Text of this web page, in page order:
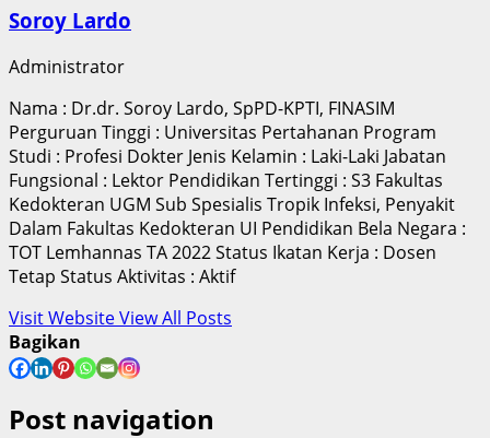
Soroy Lardo
Administrator
Nama : Dr.dr. Soroy Lardo, SpPD-KPTI, FINASIM
Perguruan Tinggi : Universitas Pertahanan Program
Studi : Profesi Dokter Jenis Kelamin : Laki-Laki Jabatan
Fungsional : Lektor Pendidikan Tertinggi : S3 Fakultas
Kedokteran UGM Sub Spesialis Tropik Infeksi, Penyakit
Dalam Fakultas Kedokteran UI Pendidikan Bela Negara :
TOT Lemhannas TA 2022 Status Ikatan Kerja : Dosen
Tetap Status Aktivitas : Aktif
Visit WebsiteView All Posts
Bagikan
Post navigation